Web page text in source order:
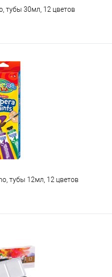
тубы 30мл, 12 цветов
тубы 12мл, 12 цветов
В наличии